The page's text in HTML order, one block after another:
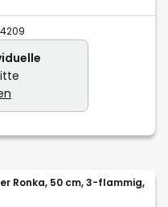
Ronka, 50 cm, 3-flammig,